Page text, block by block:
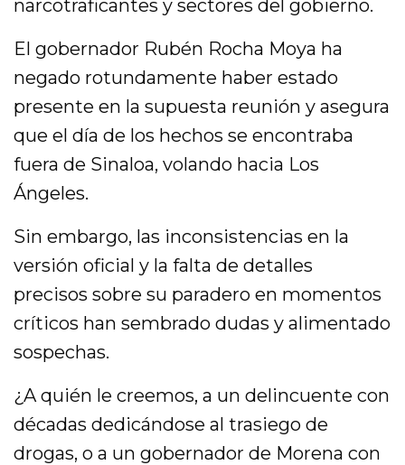
narcotraficantes y sectores del gobierno.
El gobernador Rubén Rocha Moya ha
negado rotundamente haber estado
presente en la supuesta reunión y asegura
que el día de los hechos se encontraba
fuera de Sinaloa, volando hacia Los
Ángeles.
Sin embargo, las inconsistencias en la
versión oficial y la falta de detalles
precisos sobre su paradero en momentos
críticos han sembrado dudas y alimentado
sospechas.
¿A quién le creemos, a un delincuente con
décadas dedicándose al trasiego de
drogas, o a un gobernador de Morena con